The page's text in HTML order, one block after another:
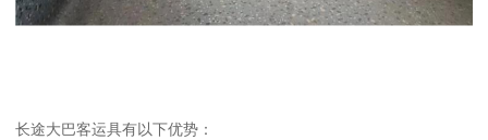
长途大巴客运具有以下优势：